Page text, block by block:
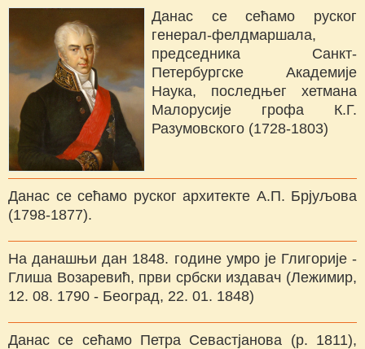
Данас се сећамо руског
генерал-фелдмаршала,
председника Санкт-
Петербургске Академије
Наука, последњег хетмана
Малорусије грофа К.Г.
Разумовского (1728-1803)
Данас се сећамо руског архитекте А.П. Брјуљова
(1798-1877).
На данашњи дан 1848. године умро је Глигорије -
Глиша Возаревић, први србски издавач (Лежимир,
12. 08. 1790 - Београд, 22. 01. 1848)
Данас се сећамо Петра Севастјанова (р. 1811),